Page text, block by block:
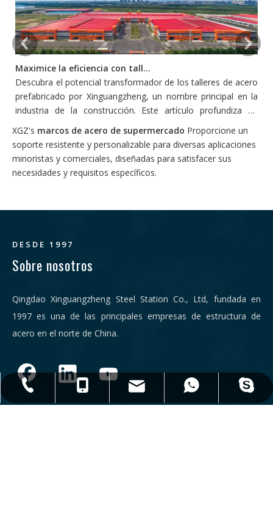
Maximice la eficiencia con talleres de acero prefabricado
Descubra el potencial transformador de los talleres de acero
prefabricado por Xinguangzheng, un nombre principal en la
industria de la construcción. Este artículo profundiza en
cómo estos talleres redefinen la eficiencia y la productividad
en la construcción, adoptando la innovación y la
sostenibilidad.
XGZ's marcos de acero de supermercado Proporcione un
soporte resistente y personalizable para diversas aplicaciones
minoristas y comerciales, diseñadas para satisfacer sus
necesidades y requisitos específicos.
DESDE 1997
Sobre nosotros
Qingdao Xinguangzheng Steel Station Co., Ltd, fundada en
1997 es una de las principales empresas de estructura de
acero en el norte de China.
+ 86-532-83306766
+86 - 17806251018
qdxgz08@qdxgz.cn
+86 - 17806251018
Steel.Structure.xgz